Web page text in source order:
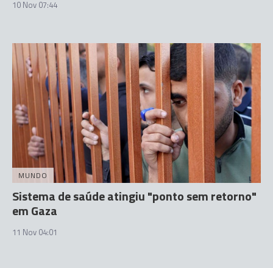
10 Nov 07:44
MUNDO
Sistema de saúde atingiu "ponto sem retorno"
em Gaza
11 Nov 04:01